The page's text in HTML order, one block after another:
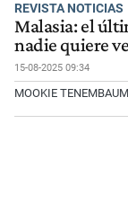
REVISTA NOTICIAS
Malasia: el
nadie quiere
15-08-2025 09:34
MOOKIE TENEMBAUM